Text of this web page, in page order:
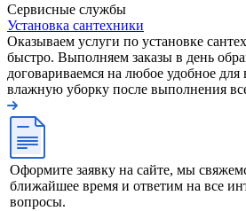
Сервисные службы
Установка сантехники
Оказываем услуги по установке
быстро. Выполняем заказы в день
договариваемся на любое удобное для
влажную уборку после выполнения
Оформите заявку на сайте, мы
ближайшее время и ответим на все
вопросы.